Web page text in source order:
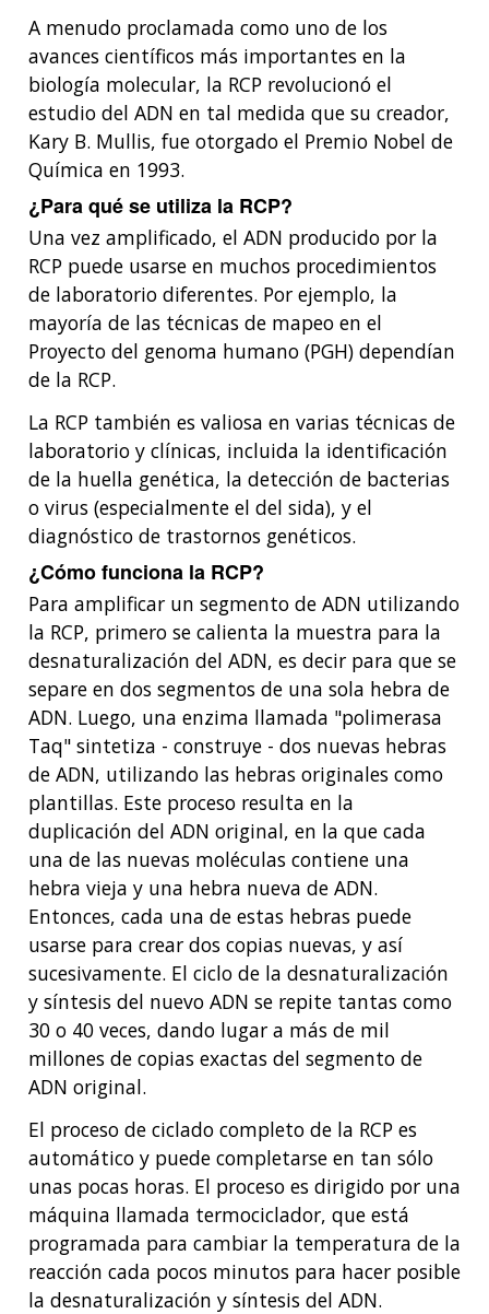
ABOUT
GENOMICS
INTRODUCTION TO GENOMICS
EDUCATIONAL RESOURCES
POLICY ISSUES IN GENOMICS
THE HUMAN GENOME PROJECT
HISTORY OF GENOMICS PROGRAM
RESEARCH
FUNDING
FUNDING OPPORTUNITIES
FUNDED PROGRAMS & PROJECTS
DIVISION AND PROGRAM DIRECTORS
SCIENTIFIC PROGRAM ANALYSTS
CONTACTS BY RESEARCH AREA
NEWS & EVENTS
RESEARCH
AT NHGRI
RESEARCH AREAS
RESEARCH INVESTIGATORS
STAFF CLINICIANS
RESEARCH PROJECTS
INACCESSIBLE
DATA TOOLS & RESOURCES
ABOUT
HEALTH
GENOMICS & MEDICINE
FAMILY HEALTH HISTORY
FOR PATIENTS & FAMILIES
FOR HEALTH PROFESSIONALS
CAREERS &
TRAINING
JOBS AT NHGRI
TRAINING AT NHGRI
FUNDING FOR RESEARCH TRAINING
PROFESSIONAL DEVELOPMENT PROGRAMS
NHGRI CULTURE
NEWS &
EVENTS
NEWS
EVENTS
SOCIAL MEDIA
BROADCAST MEDIA
IMAGE GALLERY
VIDEOS
ABOUT
NHGRI
ORGANIZATION
MISSION AND VISION
POLICIES AND GUIDANCE
BUDGET
INSTITUTE ADVISORS
STRATEGIC VISION
PARTNER WITH NHGRI
English
A menudo proclamada como uno de los
avances científicos más importantes en la
biología molecular, la RCP revolucionó el
estudio del ADN en tal medida que su creador,
Kary B. Mullis, fue otorgado el Premio Nobel de
Química en 1993.
¿Para qué se utiliza la RCP?
Una vez amplificado, el ADN producido por la
RCP puede usarse en muchos procedimientos
de laboratorio diferentes. Por ejemplo, la
mayoría de las técnicas de mapeo en el
Proyecto del genoma humano (PGH) dependían
de la RCP.
La RCP también es valiosa en varias técnicas de
laboratorio y clínicas, incluida la identificación
de la huella genética, la detección de bacterias
o virus (especialmente el del sida), y el
diagnóstico de trastornos genéticos.
¿Cómo funciona la RCP?
Para amplificar un segmento de ADN utilizando
la RCP, primero se calienta la muestra para la
desnaturalización del ADN, es decir para que se
separe en dos segmentos de una sola hebra de
ADN. Luego, una enzima llamada "polimerasa
Taq" sintetiza - construye - dos nuevas hebras
de ADN, utilizando las hebras originales como
plantillas. Este proceso resulta en la
duplicación del ADN original, en la que cada
una de las nuevas moléculas contiene una
hebra vieja y una hebra nueva de ADN.
Entonces, cada una de estas hebras puede
usarse para crear dos copias nuevas, y así
sucesivamente. El ciclo de la desnaturalización
y síntesis del nuevo ADN se repite tantas como
30 o 40 veces, dando lugar a más de mil
millones de copias exactas del segmento de
ADN original.
El proceso de ciclado completo de la RCP es
automático y puede completarse en tan sólo
unas pocas horas. El proceso es dirigido por una
máquina llamada termociclador, que está
programada para cambiar la temperatura de la
reacción cada pocos minutos para hacer posible
la desnaturalización y síntesis del ADN.